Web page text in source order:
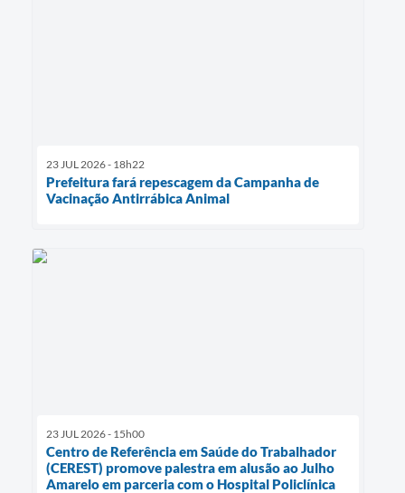
23 JUL 2026 - 18h22
Prefeitura fará repescagem da Campanha de
Vacinação Antirrábica Animal
23 JUL 2026 - 15h00
Centro de Referência em Saúde do Trabalhador
(CEREST) promove palestra em alusão ao Julho
Amarelo em parceria com o Hospital Policlínica